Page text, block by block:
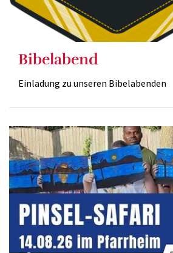
Bibelabend
Einladung zu unseren Bibelabenden